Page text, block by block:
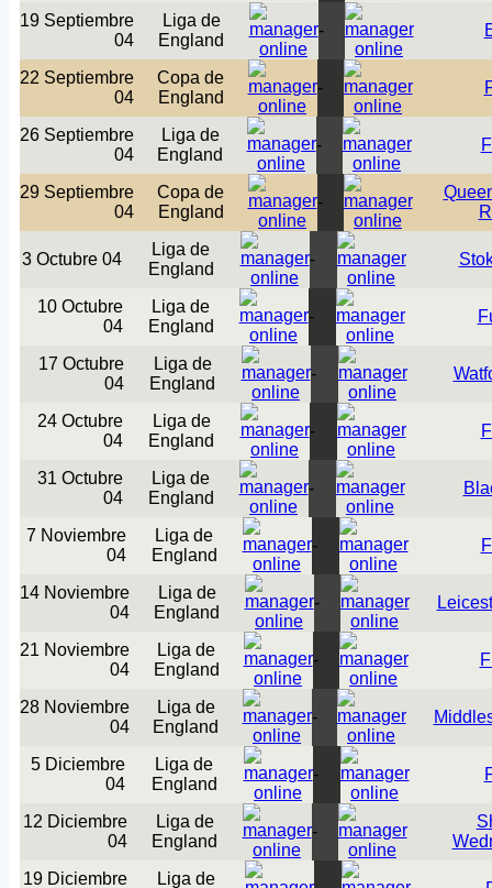
19 Septiembre
04
Liga de
England
-
22 Septiembre
04
Copa de
England
-
26 Septiembre
04
Liga de
England
-
29 Septiembre
04
Copa de
England
-
3 Octubre 04
Liga de
England
-
10 Octubre
04
Liga de
England
-
17 Octubre
04
Liga de
England
-
24 Octubre
04
Liga de
England
-
31 Octubre
04
Liga de
England
-
7 Noviembre
04
Liga de
England
-
14 Noviembre
04
Liga de
England
-
21 Noviembre
04
Liga de
England
-
28 Noviembre
04
Liga de
England
-
5 Diciembre
04
Liga de
England
-
12 Diciembre
04
Liga de
England
-
19 Diciembre
Liga de